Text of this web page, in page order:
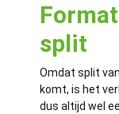
split
Omdat split
komt, is het
dus altijd wel